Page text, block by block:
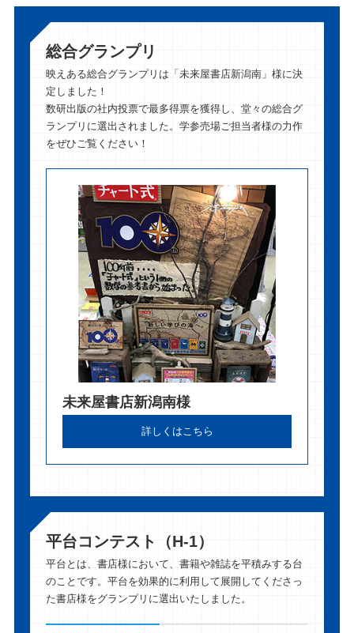
総合グランプリ
映えある総合グランプリは「未来屋書店新潟南」様に決
定しました！
数研出版の社内投票で最多得票を獲得し、堂々の総合グ
ランプリに選出されました。学参売場ご担当者様の力作
をぜひご覧ください！
未来屋書店新潟南様
詳しくはこちら
平台コンテスト（H-1）
平台とは、書店様において、書籍や雑誌を平積みする台
のことです。平台を効果的に利用して展開してくださっ
た書店様をグランプリに選出いたしました。